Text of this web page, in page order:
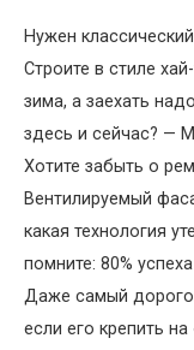
Нужен
Строите в стиле
зима, а заехать
здесь и сейчас? —
Хотите забыть о
Вентилируемый
какая технология
помните: 80%
Даже самый
если его крепить